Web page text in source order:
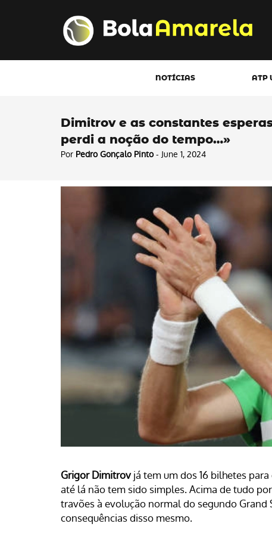
NOTÍCIAS ATP
Dimitrov e as constantes
perdi a noção do tempo…»
Por Pedro Gonçalo Pinto- June 1, 2024
Grigor Dimitrovjá tem um dos 16 bilhetes
até lá não tem sido simples. Acima de tudo
travões à evolução normal do segundo
consequências disso mesmo.